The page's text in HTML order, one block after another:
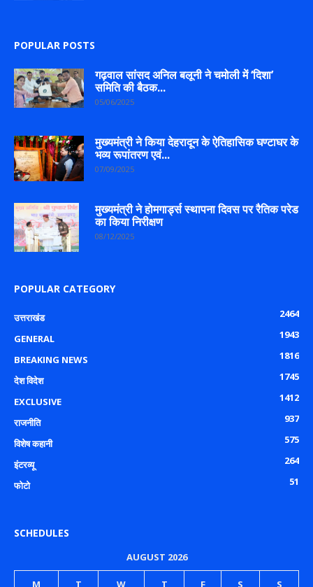
POPULAR POSTS
गढ़वाल सांसद अनिल बलूनी ने चमोली में ‘दिशा’
समिति की बैठक...
05/06/2025
मुख्यमंत्री ने किया देहरादून के ऐतिहासिक घण्टाघर के
भव्य रूपांतरण एवं...
07/09/2025
मुख्यमंत्री ने होमगार्ड्स स्थापना दिवस पर रैतिक परेड
का किया निरीक्षण
08/12/2025
POPULAR CATEGORY
उत्तराखंड
2464
GENERAL
1943
BREAKING NEWS
1816
देश विदेश
1745
EXCLUSIVE
1412
राजनीति
937
विशेष कहानी
575
इंटरव्यू
264
फोटो
51
SCHEDULES
AUGUST 2026
M T W T F S S